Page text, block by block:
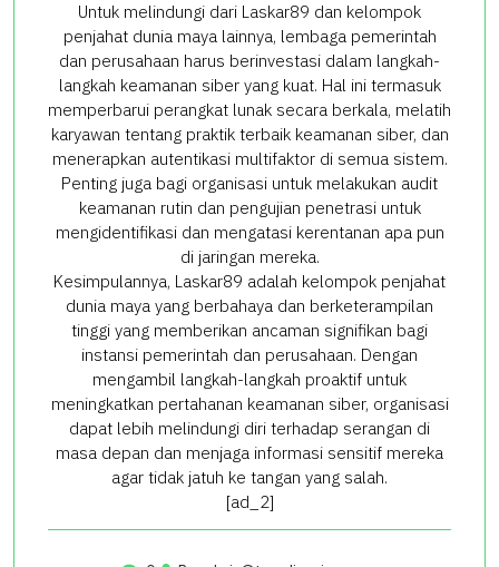
Untuk melindungi dari Laskar89 dan kelompok
penjahat dunia maya lainnya, lembaga pemerintah
dan perusahaan harus berinvestasi dalam langkah-
langkah keamanan siber yang kuat. Hal ini termasuk
memperbarui perangkat lunak secara berkala, melatih
karyawan tentang praktik terbaik keamanan siber, dan
menerapkan autentikasi multifaktor di semua sistem.
Penting juga bagi organisasi untuk melakukan audit
keamanan rutin dan pengujian penetrasi untuk
mengidentifikasi dan mengatasi kerentanan apa pun
di jaringan mereka.
Kesimpulannya, Laskar89 adalah kelompok penjahat
dunia maya yang berbahaya dan berketerampilan
tinggi yang memberikan ancaman signifikan bagi
instansi pemerintah dan perusahaan. Dengan
mengambil langkah-langkah proaktif untuk
meningkatkan pertahanan keamanan siber, organisasi
dapat lebih melindungi diri terhadap serangan di
masa depan dan menjaga informasi sensitif mereka
agar tidak jatuh ke tangan yang salah.
[ad_2]